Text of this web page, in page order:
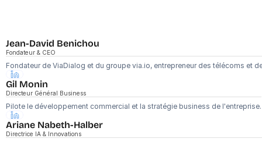
Jean-David Benichou
Fondateur & CEO
Fondateur de ViaDialog et du groupe via.io, entrepreneur des télécoms et
Gil Monin
Directeur Général Business
Pilote le développement commercial et la stratégie business de l'entreprise.
Ariane Nabeth-Halber
Directrice IA & Innovations